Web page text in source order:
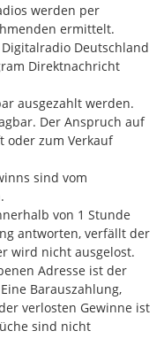
werden per
ermittelt.
Deutschland
Direktnachricht
ausgezahlt werden.
Der Anspruch auf
oder zum Verkauf
sind vom
von 1 Stunde
antworten, verfällt der
wird nicht ausgelost.
Adresse ist der
Barauszahlung,
verlosten Gewinne ist
sind nicht